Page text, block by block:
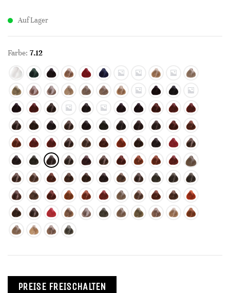
Auf Lager
Farbe: 7.12
PREISE FREISCHALTEN